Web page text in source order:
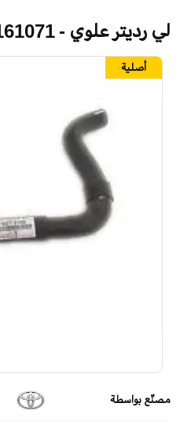
لي رديتر علوي - 1657161071
مصنّع بواسطة
أصلية